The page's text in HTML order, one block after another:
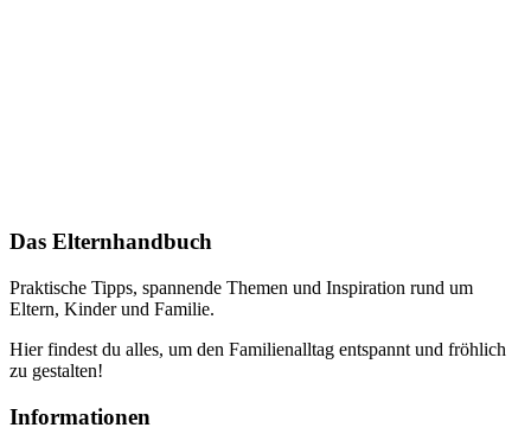
Das Elternhandbuch
Praktische Tipps, spannende Themen und Inspiration rund um
Eltern, Kinder und Familie.
Hier findest du alles, um den Familienalltag entspannt und fröhlich
zu gestalten!
Informationen